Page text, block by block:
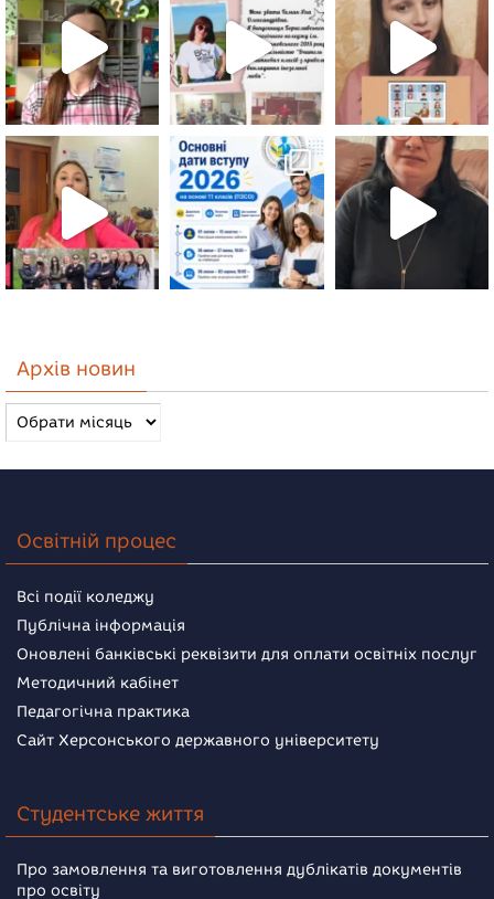
Архів новин
Архів
новин
Освітній процес
Всі події коледжу
Публічна інформація
Оновлені банківські реквізити для оплати освітніх послуг
Методичний кабінет
Педагогічна практика
Сайт Херсонського державного університету
Студентське життя
Про замовлення та виготовлення дублікатів документів
про освіту